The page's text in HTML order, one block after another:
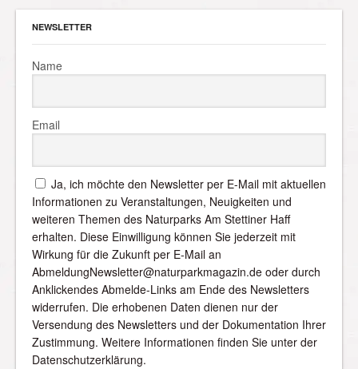
NEWSLETTER
Name
Email
Ja, ich möchte den Newsletter per E-Mail mit aktuellen
Informationen zu Veranstaltungen, Neuigkeiten und
weiteren Themen des Naturparks Am Stettiner Haff
erhalten. Diese Einwilligung können Sie jederzeit mit
Wirkung für die Zukunft per E-Mail an
AbmeldungNewsletter@naturparkmagazin.de oder durch
Anklickendes Abmelde-Links am Ende des Newsletters
widerrufen. Die erhobenen Daten dienen nur der
Versendung des Newsletters und der Dokumentation Ihrer
Zustimmung. Weitere Informationen finden Sie unter der
Datenschutzerklärung.